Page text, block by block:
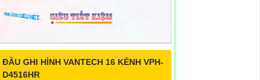
ĐẦU GHI HÌNH VANTECH 16 KÊNH VPH-
D4516HR